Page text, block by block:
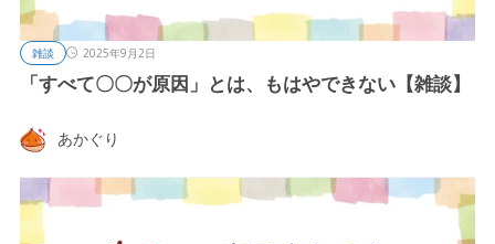
雑談 2025年9月2日
「すべて〇〇が原因」とは、もはやできない【雑談】
あかぐり